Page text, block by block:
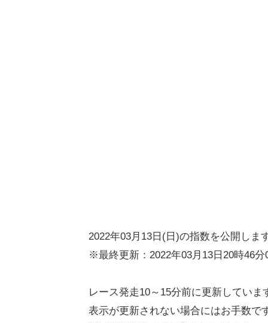
2022年03月13日(日)の指数を公開しま
※最終更新：2022年03月13日20時46分
レース発走10～15分前に更新していま
表示が更新されない場合にはお手数で